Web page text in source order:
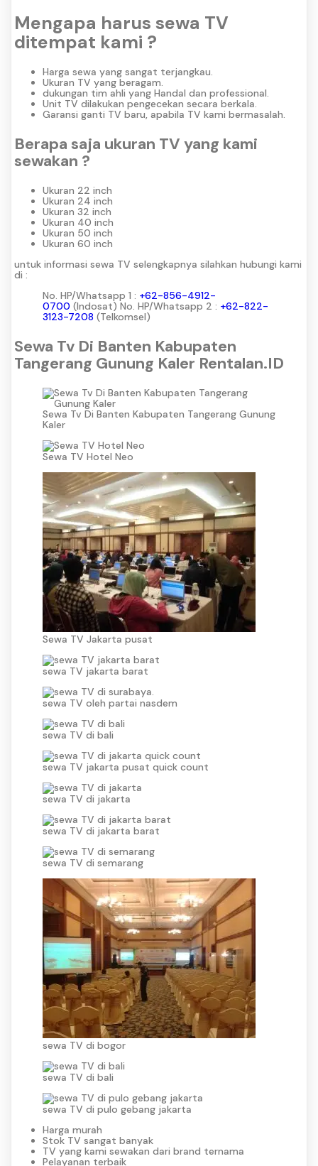
Mengapa harus sewa TV
ditempat kami ?
Harga sewa yang sangat terjangkau.
Ukuran TV yang beragam.
dukungan tim ahli yang Handal dan professional.
Unit TV dilakukan pengecekan secara berkala.
Garansi ganti TV baru, apabila TV kami bermasalah.
Berapa saja ukuran TV yang kami
sewakan ?
Ukuran 22 inch
Ukuran 24 inch
Ukuran 32 inch
Ukuran 40 inch
Ukuran 50 inch
Ukuran 60 inch
untuk informasi sewa TV selengkapnya silahkan hubungi kami
di :
No. HP/Whatsapp 1 : +62-856-4912-
0700 (Indosat) No. HP/Whatsapp 2 : +62-822-
3123-7208 (Telkomsel)
Sewa Tv Di Banten Kabupaten
Tangerang Gunung Kaler Rentalan.ID
Sewa Tv Di Banten Kabupaten Tangerang Gunung
Kaler
Sewa TV Hotel Neo
Sewa TV Jakarta pusat
sewa TV jakarta barat
sewa TV oleh partai nasdem
sewa TV di bali
sewa TV jakarta pusat quick count
sewa TV di jakarta
sewa TV di jakarta barat
sewa TV di semarang
sewa TV di bogor
sewa TV di bali
sewa TV di pulo gebang jakarta
Harga murah
Stok TV sangat banyak
TV yang kami sewakan dari brand ternama
Pelayanan terbaik